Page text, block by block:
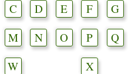
C
D E F G
M
N O P Q
W
X